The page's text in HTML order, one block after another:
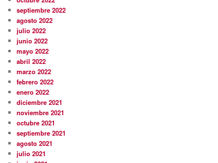
septiembre 2022
agosto 2022
julio 2022
junio 2022
mayo 2022
abril 2022
marzo 2022
febrero 2022
enero 2022
diciembre 2021
noviembre 2021
octubre 2021
septiembre 2021
agosto 2021
julio 2021